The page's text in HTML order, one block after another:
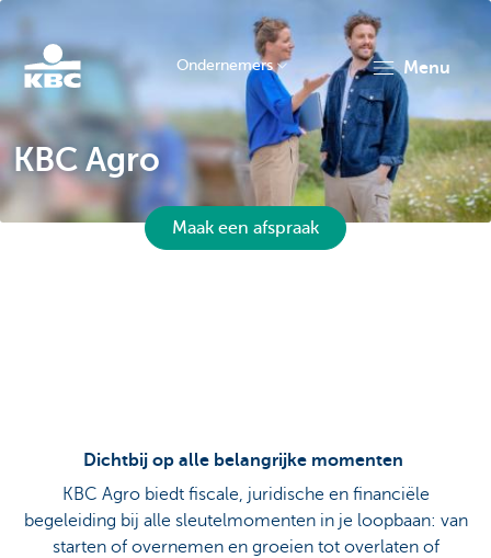
Ondernemers menu
KBC Agro
Maak een afspraak
Dichtbij op alle belangrijke momenten
KBC Agro biedt fiscale, juridische en financiële
begeleiding bij alle sleutelmomenten in je loopbaan: van
starten of overnemen en groeien tot overlaten of